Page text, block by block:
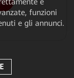
funzioni
e gli annunci.